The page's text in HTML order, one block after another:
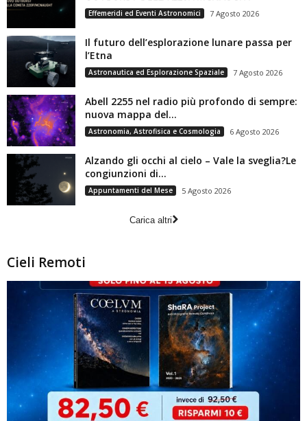
Effemeridi ed Eventi Astronomici 7 Agosto 2026
Il futuro dell’esplorazione lunare passa per
l’Etna
Astronautica ed Esplorazione Spaziale 7 Agosto 2026
Abell 2255 nel radio più profondo di sempre:
nuova mappa del...
Astronomia, Astrofisica e Cosmologia 6 Agosto 2026
Alzando gli occhi al cielo – Vale la sveglia?Le
congiunzioni di...
Appuntamenti del Mese 5 Agosto 2026
Carica altri
Cieli Remoti